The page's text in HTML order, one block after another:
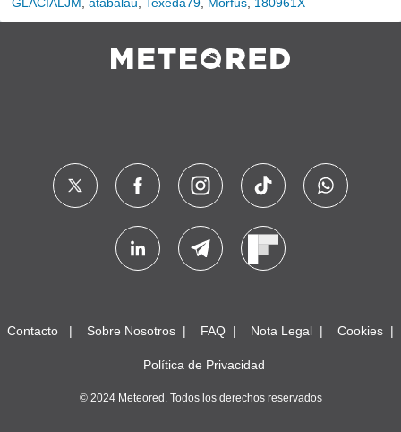
Contacto Sobre Nosotros FAQ Nota Legal Cookies
Política de Privacidad
© 2024 Meteored. Todos los derechos reservados